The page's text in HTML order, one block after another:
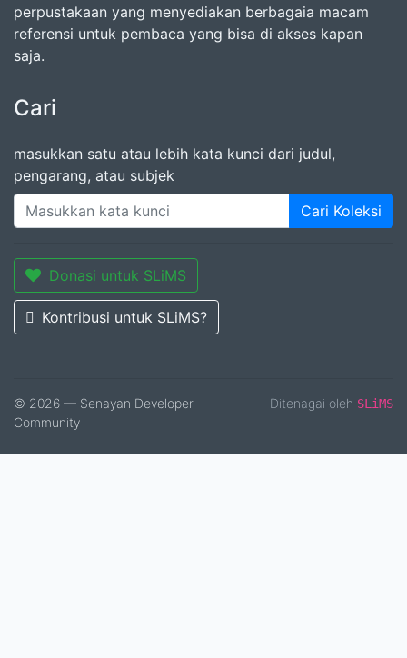
perpustakaan yang menyediakan berbagaia macam
referensi untuk pembaca yang bisa di akses kapan
saja.
Cari
masukkan satu atau lebih kata kunci dari judul,
pengarang, atau subjek
Cari Koleksi
Donasi untuk SLiMS
Kontribusi untuk SLiMS?
© 2026 — Senayan Developer
Community
Ditenagai oleh SLiMS